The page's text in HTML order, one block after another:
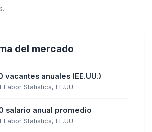
del mercado
vacantes anuales (EE.UU.)
Labor Statistics, EE.UU.
salario anual promedio
Labor Statistics, EE.UU.